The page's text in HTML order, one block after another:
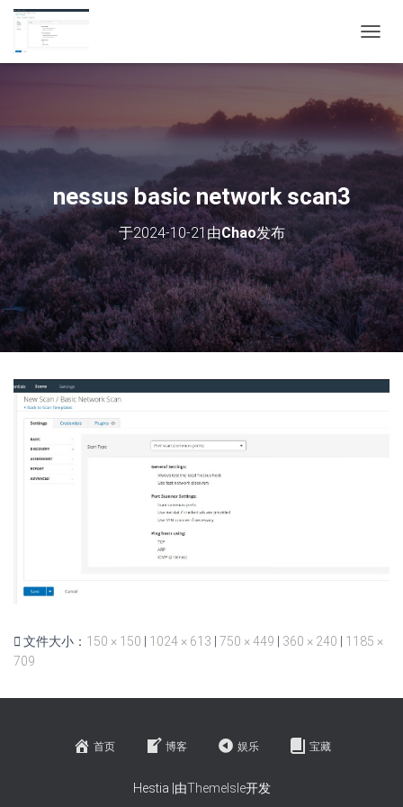
换
nessus basic network scan3
于2024-10-21 由Chao发布
文件大小： 150 × 150 1024 × 613 750 × 449 360 × 240
1185 ×
709
首页 博客 娱乐 宝藏
Hestia |由ThemeIsle开发